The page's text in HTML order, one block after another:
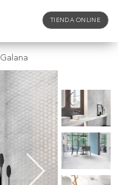
TIENDA ONLINE
Galana